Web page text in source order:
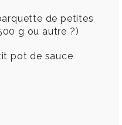
de petites
g ou autre ?)
pot de sauce